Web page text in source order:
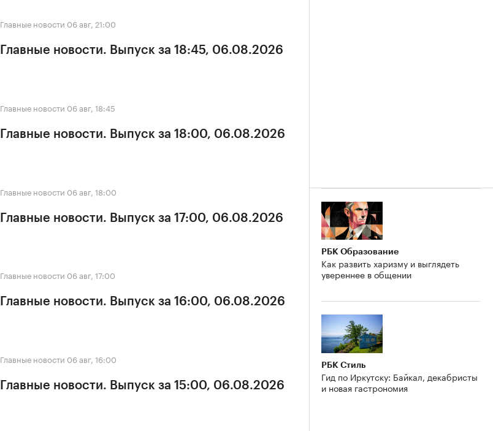
Главные новости 06 авг, 21:00
Главные новости. Выпуск за 18:45, 06.08.2026
Главные новости 06 авг, 18:45
Главные новости. Выпуск за 18:00, 06.08.2026
Главные новости 06 авг, 18:00
Главные новости. Выпуск за 17:00, 06.08.2026
Главные новости 06 авг, 17:00
Главные новости. Выпуск за 16:00, 06.08.2026
Главные новости 06 авг, 16:00
Главные новости. Выпуск за 15:00, 06.08.2026
РБК Образование
Как развить харизму и выглядеть
увереннее в общении
РБК Стиль
Гид по Иркутску: Байкал, декабристы
и новая гастрономия